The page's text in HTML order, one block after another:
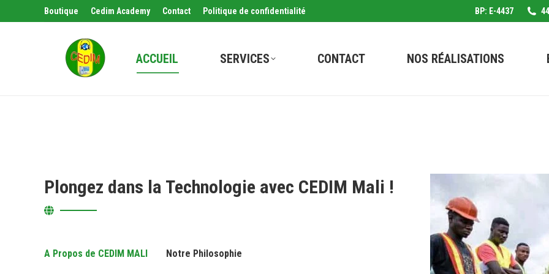
Boutique Cedim Academy Contact Politique de confidentialité BP: E-4437
ACCUEIL SERVICES CONTACT NOS RÉALISATIONS
Plongez dans la Technologie avec CEDIM Mali !
A Propos de CEDIM MALI Notre Philosophie